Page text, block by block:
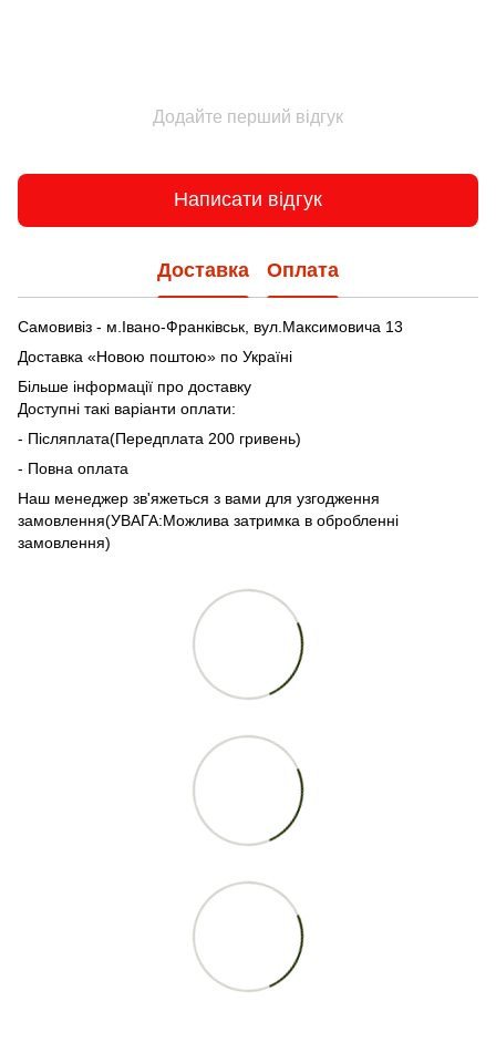
Додайте перший відгук
Написати відгук
Доставка Оплата
Самовивіз - м.Івано-Франківськ, вул.Максимовича 13
Доставка «Новою поштою» по Україні
Більше інформації про доставку
Доступні такі варіанти оплати:
- Післяплата(Передплата 200 гривень)
- Повна оплата
Наш менеджер зв'яжеться з вами для узгодження
замовлення(УВАГА:Можлива затримка в обробленні
замовлення)